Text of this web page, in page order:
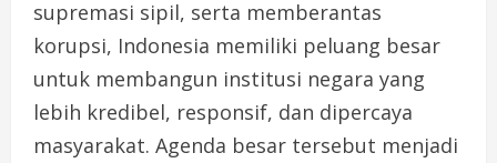
supremasi sipil, serta memberantas
korupsi, Indonesia memiliki peluang besar
untuk membangun institusi negara yang
lebih kredibel, responsif, dan dipercaya
masyarakat. Agenda besar tersebut menjadi